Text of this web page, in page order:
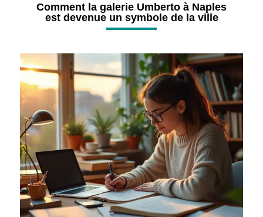
Comment la galerie Umberto à Naples
est devenue un symbole de la ville